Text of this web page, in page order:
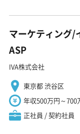
マーケティング/
ASP
IVA株式会社
東京都 渋谷区
年収500万円～700
正社員 / 契約社員